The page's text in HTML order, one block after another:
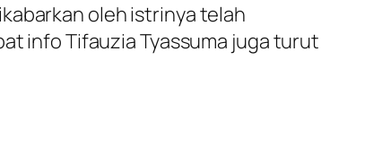
oleh istrinya telah
info Tifauzia Tyassuma juga turut